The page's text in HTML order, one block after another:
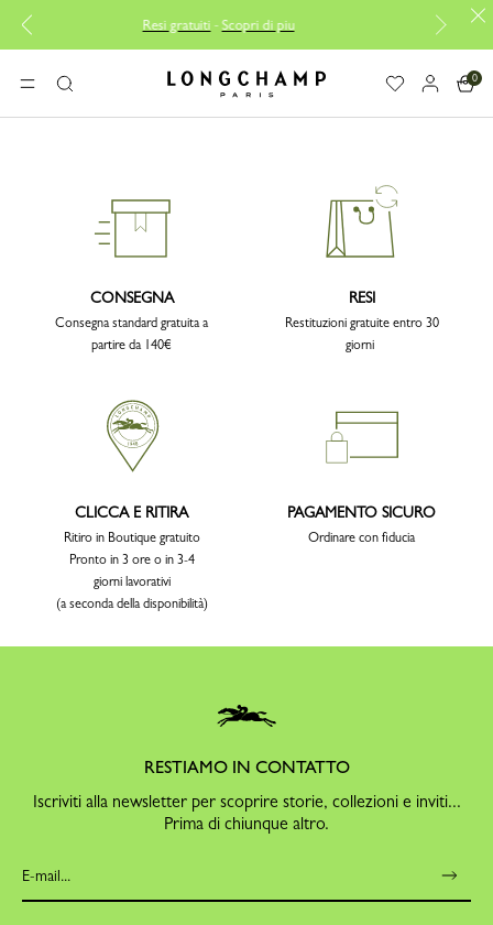
Resi gratuiti-Scopri di piu
MENURicerca Longchamp - Home
0
CONSEGNA
Consegna standard gratuita a
partire da 140€
RESI
Restituzioni gratuite entro 30
giorni
CLICCA E RITIRA
Ritiro in Boutique gratuito
Pronto in 3 ore o in 3-4
giorni lavorativi
(a seconda della disponibilità)
PAGAMENTO SICURO
Ordinare con fiducia
RESTIAMO IN CONTATTO
Iscriviti alla newsletter per scoprire storie, collezioni e inviti...
Prima di chiunque altro.